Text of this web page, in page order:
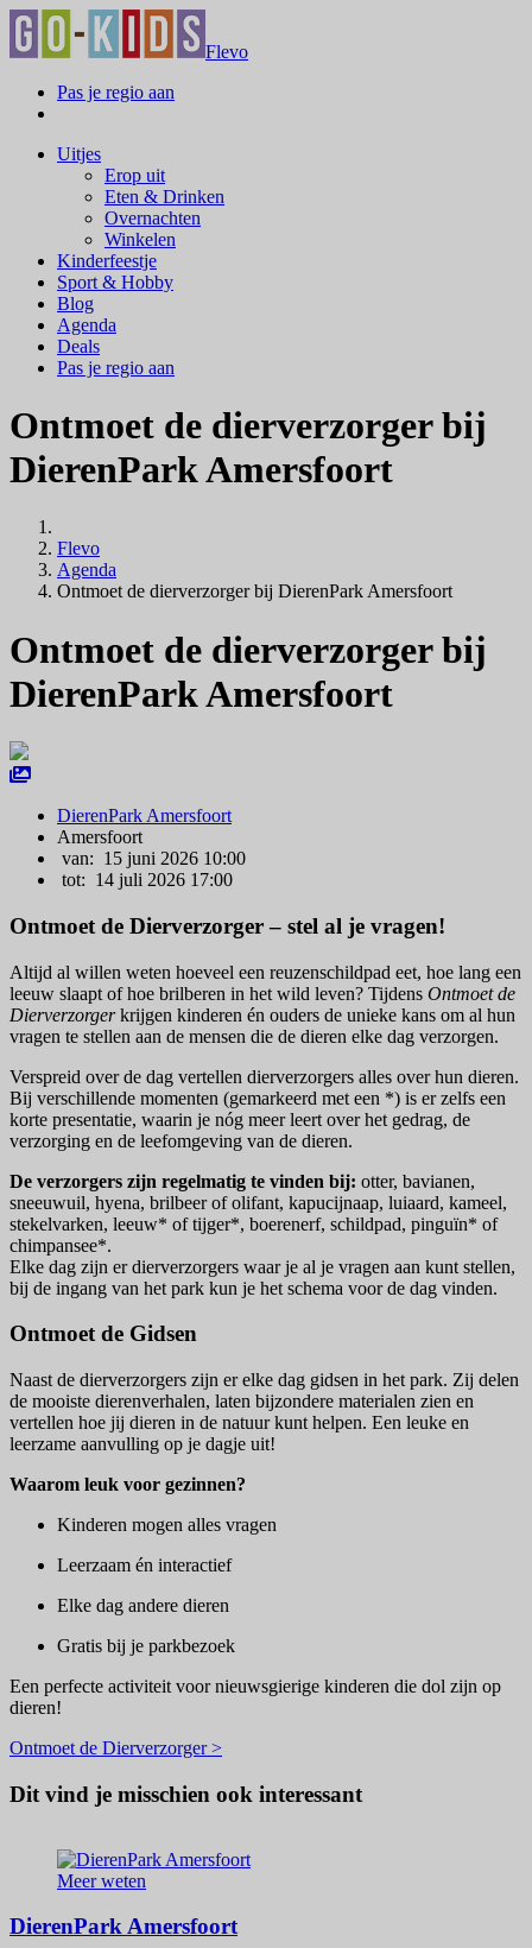
Flevo
Pas je regio aan
Uitjes
Erop uit
Eten & Drinken
Overnachten
Winkelen
Kinderfeestje
Sport & Hobby
Blog
Agenda
Deals
Pas je regio aan
Ontmoet de dierverzorger bij
DierenPark Amersfoort
Flevo
Agenda
Ontmoet de dierverzorger bij DierenPark Amersfoort
Ontmoet de dierverzorger bij
DierenPark Amersfoort
DierenPark Amersfoort
Amersfoort
van: 15 juni 2026 10:00
tot: 14 juli 2026 17:00
Ontmoet de Dierverzorger – stel al je vragen!
Altijd al willen weten hoeveel een reuzenschildpad eet, hoe lang een
leeuw slaapt of hoe brilberen in het wild leven? Tijdens Ontmoet de
Dierverzorgerkrijgen kinderen én ouders de unieke kans om al hun
vragen te stellen aan de mensen die de dieren elke dag verzorgen.
Verspreid over de dag vertellen dierverzorgers alles over hun dieren.
Bij verschillende momenten (gemarkeerd met een *) is er zelfs een
korte presentatie, waarin je nóg meer leert over het gedrag, de
verzorging en de leefomgeving van de dieren.
De verzorgers zijn regelmatig te vinden bij: otter, bavianen,
sneeuwuil, hyena, brilbeer of olifant, kapucijnaap, luiaard, kameel,
stekelvarken, leeuw* of tijger*, boerenerf, schildpad, pinguïn* of
chimpansee*.
Elke dag zijn er dierverzorgers waar je al je vragen aan kunt stellen,
bij de ingang van het park kun je het schema voor de dag vinden.
Ontmoet de Gidsen
Naast de dierverzorgers zijn er elke dag gidsen in het park. Zij delen
de mooiste dierenverhalen, laten bijzondere materialen zien en
vertellen hoe jij dieren in de natuur kunt helpen. Een leuke en
leerzame aanvulling op je dagje uit!
Waarom leuk voor gezinnen?
Kinderen mogen alles vragen
Leerzaam én interactief
Elke dag andere dieren
Gratis bij je parkbezoek
Een perfecte activiteit voor nieuwsgierige kinderen die dol zijn op
dieren!
Ontmoet de Dierverzorger >
Dit vind je misschien ook interessant
Meer weten
DierenPark Amersfoort